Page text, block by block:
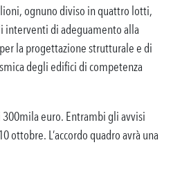
ognuno diviso in quattro lotti,
interventi di adeguamento alla
la progettazione strutturale e di
degli edifici di competenza
euro. Entrambi gli avvisi
ottobre. L’accordo quadro avrà una